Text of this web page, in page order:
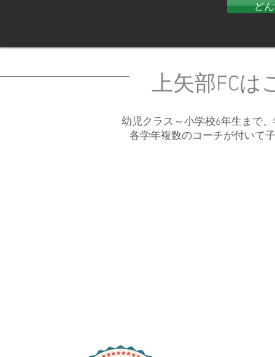
ど
上矢部FC
幼児クラス～小学校6年生まで
各学年複数のコーチが付いて